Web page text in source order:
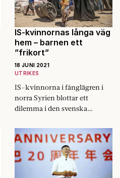
IS-kvinnornas långa väg
hem – barnen ett
”frikort”
18 JUNI 2021
UTRIKES
IS-kvinnorna i fånglägren i
norra Syrien blottar ett
dilemma i den svenska
den forna terrorgruppens
anhängare hanteras?